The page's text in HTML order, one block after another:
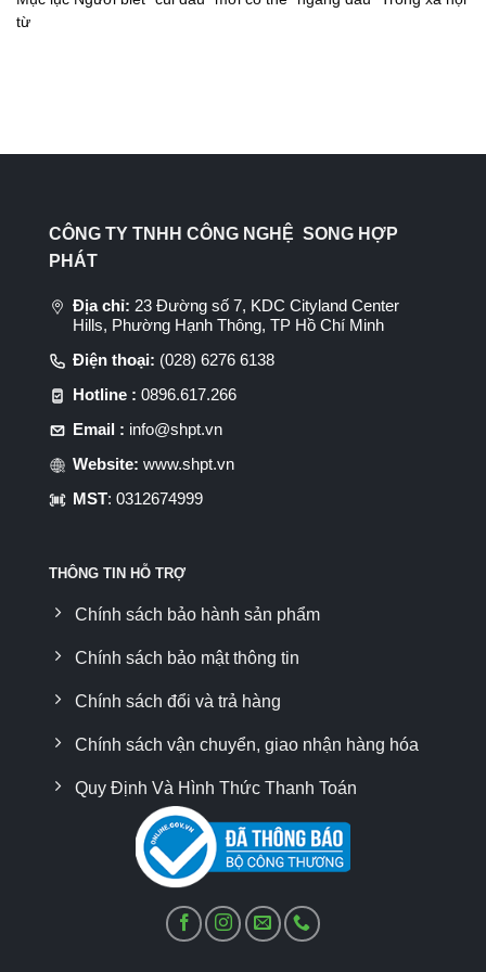
từ
CÔNG TY TNHH CÔNG NGHỆ SONG HỢP
PHÁT
Địa chỉ: 23 Đường số 7, KDC Cityland Center
Hills, Phường Hạnh Thông, TP Hồ Chí Minh
Điện thoại: (028) 6276 6138
Hotline : 0896.617.266
Email : info@shpt.vn
Website: www.shpt.vn
MST: 0312674999
THÔNG TIN HỖ TRỢ
Chính sách bảo hành sản phẩm
Chính sách bảo mật thông tin
Chính sách đổi và trả hàng
Chính sách vận chuyển, giao nhận hàng hóa
Quy Định Và Hình Thức Thanh Toán